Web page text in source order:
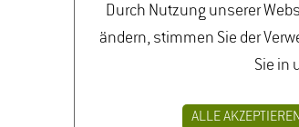
Durch Nutzung unserer
ändern, stimmen Sie der
Sie in
ALLE